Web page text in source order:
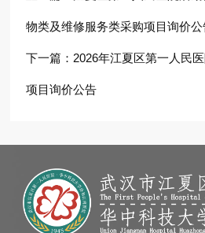
物类及维修服务类采购项目询价公
下一篇： 2026年江夏区第一人民
项目询价公告